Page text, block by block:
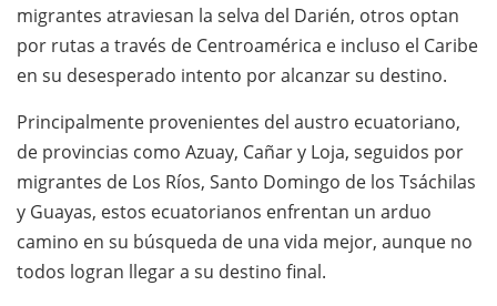
migrantes atraviesan la selva del Darién, otros optan
por rutas a través de Centroamérica e incluso el Caribe
en su desesperado intento por alcanzar su destino.
Principalmente provenientes del austro ecuatoriano,
de provincias como Azuay, Cañar y Loja, seguidos por
migrantes de Los Ríos, Santo Domingo de los Tsáchilas
y Guayas, estos ecuatorianos enfrentan un arduo
camino en su búsqueda de una vida mejor, aunque no
todos logran llegar a su destino final.